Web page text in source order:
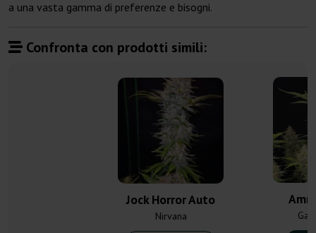
a una vasta gamma di preferenze e bisogni.
Confronta con prodotti simili:
Jock Horror Auto
Nirvana